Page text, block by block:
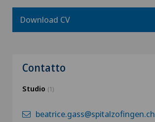
Download CV
Contatto
Studio (1)
beatrice.gass@spitalzofingen.ch